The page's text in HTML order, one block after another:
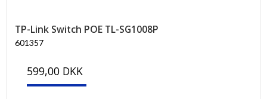
TP-Link Switch POE TL-SG1008P
601357
599,00 DKK